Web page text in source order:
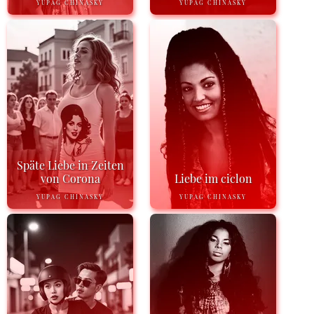
YUPAG CHINASKY YUPAG CHINASKY
Späte Liebe in Zeiten
von Corona
YUPAG CHINASKY
Liebe im ciclon
YUPAG CHINASKY